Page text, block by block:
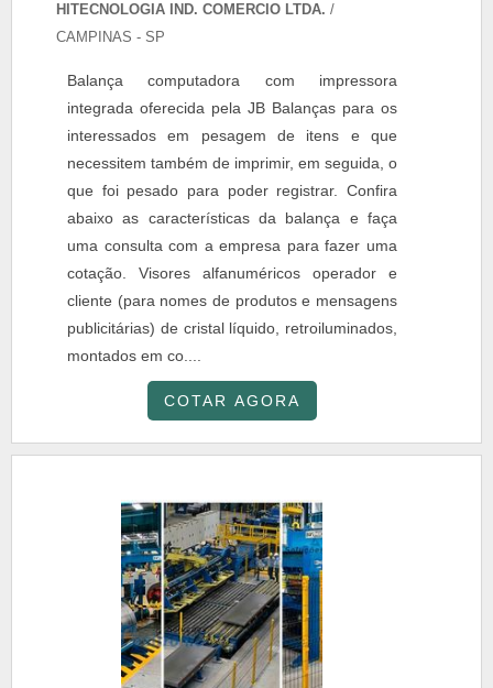
HITECNOLOGIA IND. COMERCIO LTDA. /
CAMPINAS - SP
Balança computadora com impressora
integrada oferecida pela JB Balanças para os
interessados em pesagem de itens e que
necessitem também de imprimir, em seguida, o
que foi pesado para poder registrar. Confira
abaixo as características da balança e faça
uma consulta com a empresa para fazer uma
cotação. Visores alfanuméricos operador e
cliente (para nomes de produtos e mensagens
publicitárias) de cristal líquido, retroiluminados,
montados em co....
COTAR AGORA